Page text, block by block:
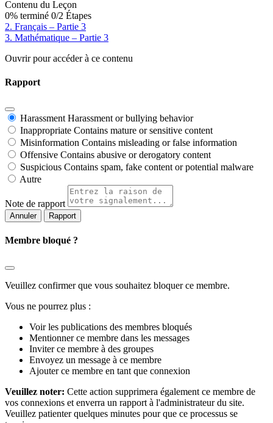
Contenu du Leçon
0% terminé 0/2 Étapes
2. Français – Partie 3
3. Mathématique – Partie 3
Ouvrir pour accéder à ce contenu
Rapport
Harassment Harassment or bullying behavior
Inappropriate Contains mature or sensitive content
Misinformation Contains misleading or false information
Offensive Contains abusive or derogatory content
Suspicious Contains spam, fake content or potential malware
Autre
Note de rapport
Rapport
Membre bloqué ?
Veuillez confirmer que vous souhaitez bloquer ce membre.
Vous ne pourrez plus :
Voir les publications des membres bloqués
Mentionner ce membre dans les messages
Inviter ce membre à des groupes
Envoyez un message à ce membre
Ajouter ce membre en tant que connexion
Veuillez noter: Cette action supprimera également ce membre de
vos connexions et enverra un rapport à l'administrateur du site.
Veuillez patienter quelques minutes pour que ce processus se